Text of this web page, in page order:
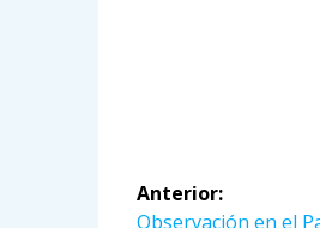
Anterior:
Entrada
Observación en el